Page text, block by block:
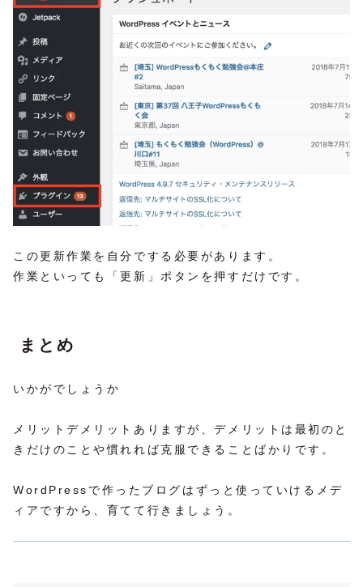
この更新作業を自分でする必要があります。
作業といっても「更新」ポタンを押すだけです。
まとめ
いかがでしょうか
メリットデメリットありますが、デメリットは最初のと
きだけのことや慣れれば克服できることばかりです。
WordPressで作ったブログはずっと使っていけるメデ
ィアですから、育てて行きましょう。